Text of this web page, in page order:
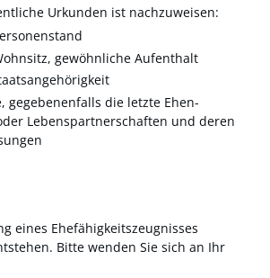
Urkunden ist nachzuweisen:
gewöhnliche Aufenthalt
gegebenenfalls die letzte Ehen-
Lebenspartnerschaften und deren
eines Ehefähigkeitszeugnisses
Bitte wenden Sie sich an Ihr